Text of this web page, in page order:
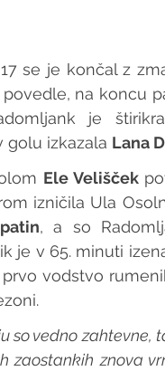
se je končal z
na koncu
je
golu izkazala Lana
Ele Velišček
izničila Ula
, a so
je v 65. minuti
vodstvo
so vedno
zaostankih znova